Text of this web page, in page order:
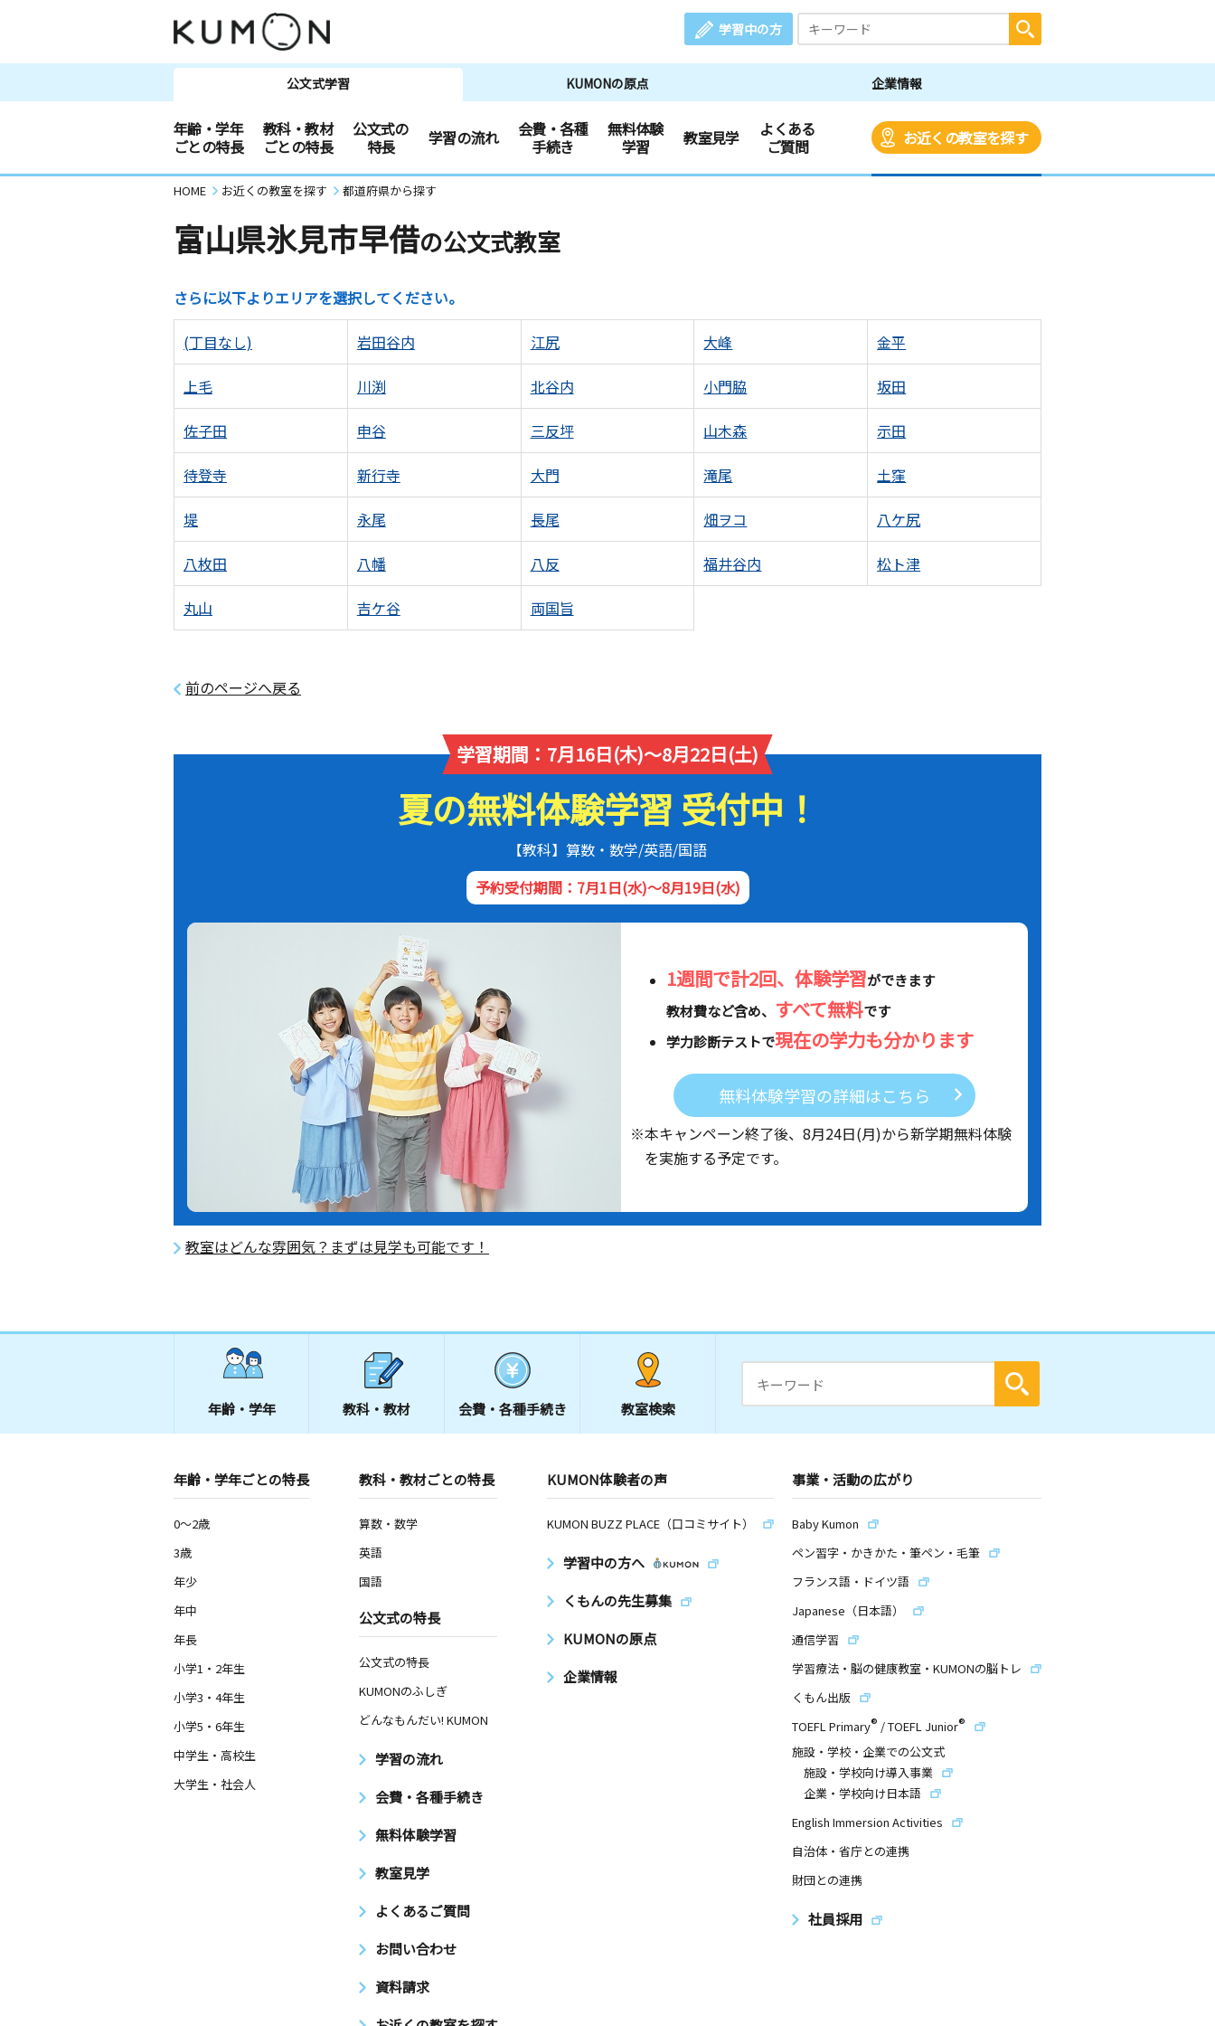
学習中の方
公文式学習 KUMONの原点 企業情報
年齢・学年
ごとの特長
教科・教材
ごとの特長
公文式の
特長
学習の流れ
会費・各種
手続き
無料体験
学習
教室見学
よくある
ご質問
お近くの教室を探す
HOME お近くの教室を探す 都道府県から探す
富山県氷見市早借の公文式教室
さらに以下よりエリアを選択してください。
(丁目なし) 岩田谷内 江尻 大峰 金平
上毛 川渕 北谷内 小門脇 坂田
佐子田 申谷 三反坪 山木森 示田
待登寺 新行寺 大門 滝尾 土窪
堤 永尾 長尾 畑ヲコ 八ケ尻
八枚田 八幡 八反 福井谷内 松ト津
丸山 吉ケ谷 両国旨
前のページへ戻る
学習期間：7月16日(木)～8月22日(土)
夏の無料体験学習 受付中！
【教科】算数・数学/英語/国語
予約受付期間：7月1日(水)～8月19日(水)
1週間で計2回、体験学習ができます
教材費など含め、 すべて無料です
学力診断テストで現在の学力も分かります
無料体験学習の詳細はこちら
※本キャンペーン終了後、 8月24日(月)から新学期無料体験
を実施する予定です。
教室はどんな雰囲気？まずは見学も可能です！
年齢・学年 教科・教材 会費・ 各種手続き 教室検索
年齢・学年ごとの特長
0～2歳
3歳
年少
年中
年長
小学1・2年生
小学3・4年生
小学5・6年生
中学生・高校生
大学生・社会人
教科・教材ごとの特長
算数・数学
英語
国語
公文式の特長
公文式の特長
KUMONのふしぎ
どんなもんだい! KUMON
学習の流れ
会費・各種手続き
無料体験学習
教室見学
よくあるご質問
お問い合わせ
資料請求
KUMON体験者の声
KUMON BUZZ PLACE（口コミサイト）
学習中の方へ
くもんの先生募集
KUMONの原点
企業情報
事業・活動の広がり
Baby Kumon
ペン習字・かきかた・筆ペン・毛筆
フランス語・ドイツ語
Japanese（日本語）
通信学習
学習療法・脳の健康教室・KUMONの脳トレ
くもん出版
TOEFL Primary® /TOEFL Junior®
施設・学校・企業での公文式
施設・学校向け導入事業
企業・学校向け日本語
English Immersion Activities
自治体・省庁との連携
財団との連携
社員採用